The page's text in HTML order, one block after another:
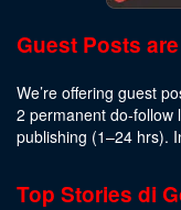
Guest Posts
We’re offering guest
2 permanent do-follow
publishing (1–24 hrs).
Top Stories di